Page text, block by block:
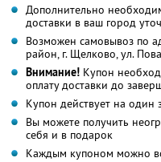
Дополнительно
доставки в ваш город
Возможен самовывоз по
район, г. Щелково, ул.
Внимание! Купон
оплату доставки до
Купон действует на один
Вы можете получить
себя и в подарок
Каждым купоном можно